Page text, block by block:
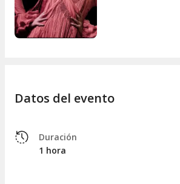
Datos del evento
Duración
1 hora